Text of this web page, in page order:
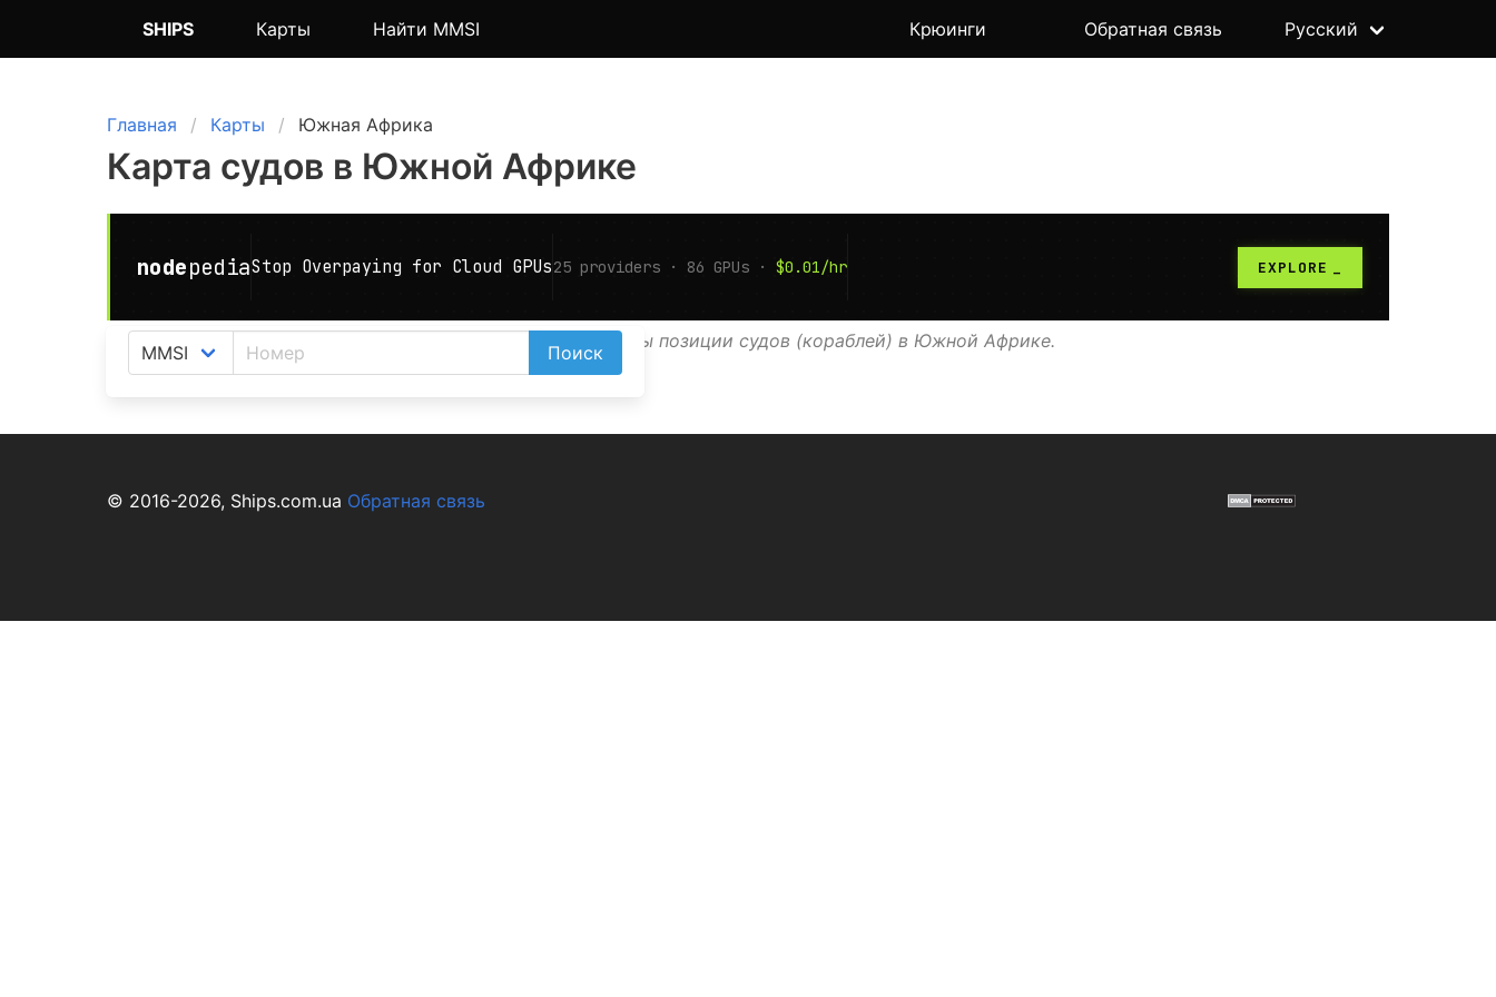
SHIPS Карты Найти MMSI Крюинги Обратная связь Русский
Главная Карты Южная Африка
Карта судов в Южной Африке
Поиск
На карте АИС показаны позиции судов (кораблей) в Южной Африке.
© 2016-2026, Ships.com.ua Обратная связь